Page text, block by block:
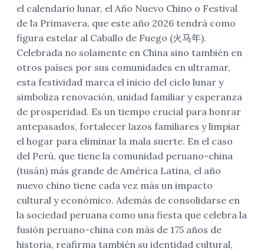
el calendario lunar, el Año Nuevo Chino o Festival
de la Primavera, que este año 2026 tendrá como
figura estelar al Caballo de Fuego (火马年).
Celebrada no solamente en China sino también en
otros países por sus comunidades en ultramar,
esta festividad marca el inicio del ciclo lunar y
simboliza renovación, unidad familiar y esperanza
de prosperidad. Es un tiempo crucial para honrar
antepasados, fortalecer lazos familiares y limpiar
el hogar para eliminar la mala suerte. En el caso
del Perú, que tiene la comunidad peruano-china
(tusán) más grande de América Latina, el año
nuevo chino tiene cada vez más un impacto
cultural y económico. Además de consolidarse en
la sociedad peruana como una fiesta que celebra la
fusión peruano-china con más de 175 años de
historia, reafirma también su identidad cultural,